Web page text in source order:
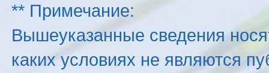
** Примечание:
Вышеуказанные сведения
каких условиях не являются